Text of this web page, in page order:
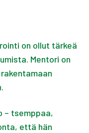
on ollut tärkeä
Mentori on
– tsemppaa,
että hän